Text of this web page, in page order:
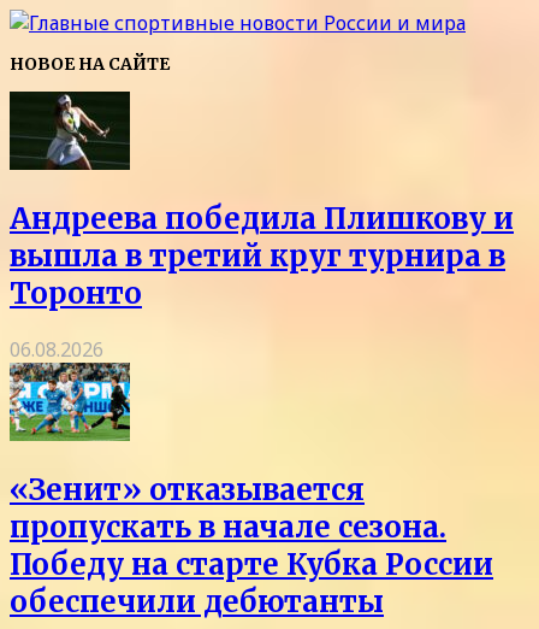
НОВОЕ НА САЙТЕ
Андреева победила Плишкову и
вышла в третий круг турнира в
Торонто
06.08.2026
«Зенит» отказывается
пропускать в начале сезона.
Победу на старте Кубка России
обеспечили дебютанты